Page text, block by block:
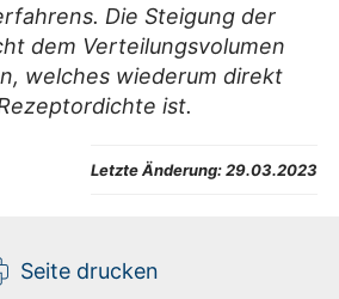
Die Steigung der
dem Verteilungsvolumen
welches wiederum direkt
ist.
Letzte Änderung:29.03.2023
Seite drucken